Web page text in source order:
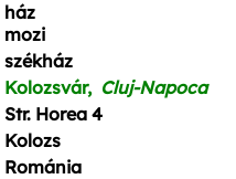
ház
mozi
székház
Kolozsvár, Cluj-Napoca
Str. Horea 4
Kolozs
Románia